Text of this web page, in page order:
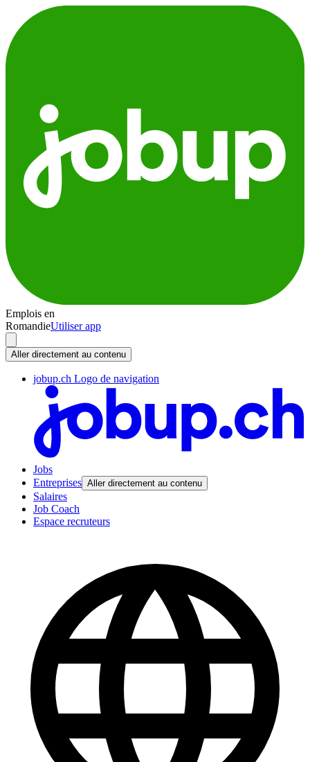
Emplois en
RomandieUtiliser app
Aller directement au contenu
jobup.ch Logo de navigation
Jobs
Entreprises Aller directement au contenu
Salaires
Job Coach
Espace recruteurs